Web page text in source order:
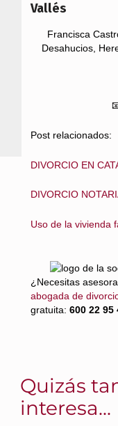
Vallés
Francisca
Desahucios,
Post relacionados:
DIVORCIO EN
DIVORCIO
Uso de la vivienda
¿Necesitas
abogada de
gratuita: 600 22 95
Quizás
interesa...